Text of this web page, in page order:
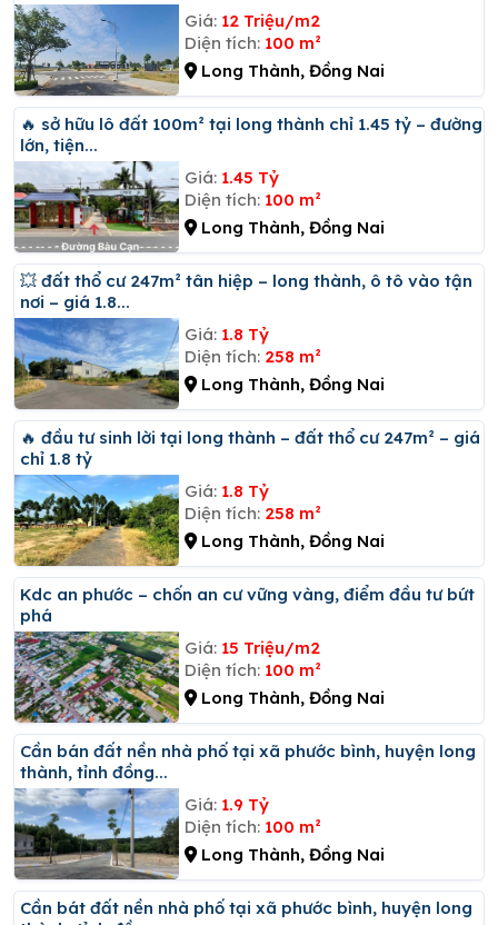
Giá: 12 Triệu/m2
Diện tích: 100 m²
Long Thành, Đồng Nai
🔥 sở hữu lô đất 100m² tại long thành chỉ 1.45 tỷ – đường
lớn, tiện...
Giá: 1.45 Tỷ
Diện tích: 100 m²
Long Thành, Đồng Nai
💥 đất thổ cư 247m² tân hiệp – long thành, ô tô vào tận
nơi – giá 1.8...
Giá: 1.8 Tỷ
Diện tích: 258 m²
Long Thành, Đồng Nai
🔥 đầu tư sinh lời tại long thành – đất thổ cư 247m² – giá
chỉ 1.8 tỷ
Giá: 1.8 Tỷ
Diện tích: 258 m²
Long Thành, Đồng Nai
Kdc an phước – chốn an cư vững vàng, điểm đầu tư bứt
phá
Giá: 15 Triệu/m2
Diện tích: 100 m²
Long Thành, Đồng Nai
Cần bán đất nền nhà phố tại xã phước bình, huyện long
thành, tỉnh đồng...
Giá: 1.9 Tỷ
Diện tích: 100 m²
Long Thành, Đồng Nai
Cần bát đất nền nhà phố tại xã phước bình, huyện long